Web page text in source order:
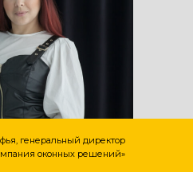
генеральный директор
оконных решений»